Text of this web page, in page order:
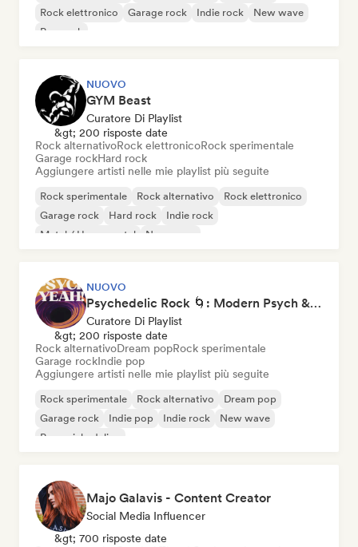
Rock elettronico
Garage rock Indie rock
New wave
Pop rock
NUOVO
GYM Beast
Curatore Di Playlist
&gt; 200 risposte date
Rock alternativoRock elettronicoRock sperimentale
Garage rockHard rock
Aggiungere artisti nelle mie playlist più seguite
Rock sperimentale Rock alternativo
Rock elettronico
Garage rock
Hard rock
Indie rock
Metal / Heavy metal
New wave
NUOVO
Psychedelic Rock 🌀: Modern Psych & Turkish Vibes
Curatore Di Playlist
&gt; 200 risposte date
Rock alternativoDream popRock sperimentale
Garage rockIndie pop
Aggiungere artisti nelle mie playlist più seguite
Rock sperimentale Rock alternativo
Dream pop
Garage rock
Indie pop Indie rock
New wave
Pop psichedelico
Majo Galavis - Content Creator
Social Media Influencer
&gt; 700 risposte date